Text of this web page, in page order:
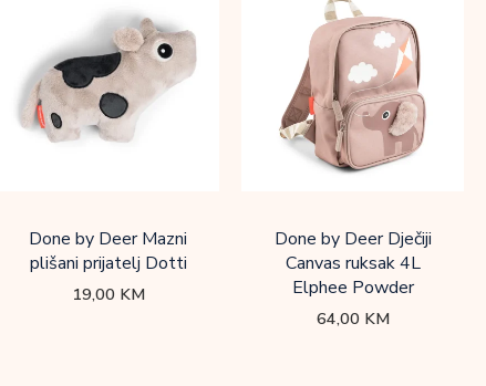
Done by Deer Mazni
plišani prijatelj Dotti
19,00 KM
Done by Deer Dječiji
Canvas ruksak 4L
Elphee Powder
64,00 KM